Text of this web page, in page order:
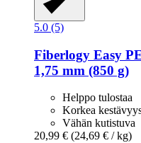
5.0 (5)
Fiberlogy Easy
1,75 mm (850 g)
Helppo tulostaa
Korkea
Vähän kutistuva
20,99 € (24,69 € / kg)